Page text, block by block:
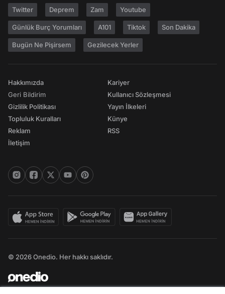
Twitter Deprem Zam Youtube
Günlük Burç Yorumları A101 Tiktok Son Dakika
Bugün Ne Pişirsem Gezilecek Yerler
Hakkımızda
Geri Bildirim
Gizlilik Politikası
Topluluk Kuralları
Reklam
İletişim
Kariyer
Kullanıcı Sözleşmesi
Yayın İlkeleri
Künye
RSS
© 2026 Onedio. Her hakkı saklıdır.